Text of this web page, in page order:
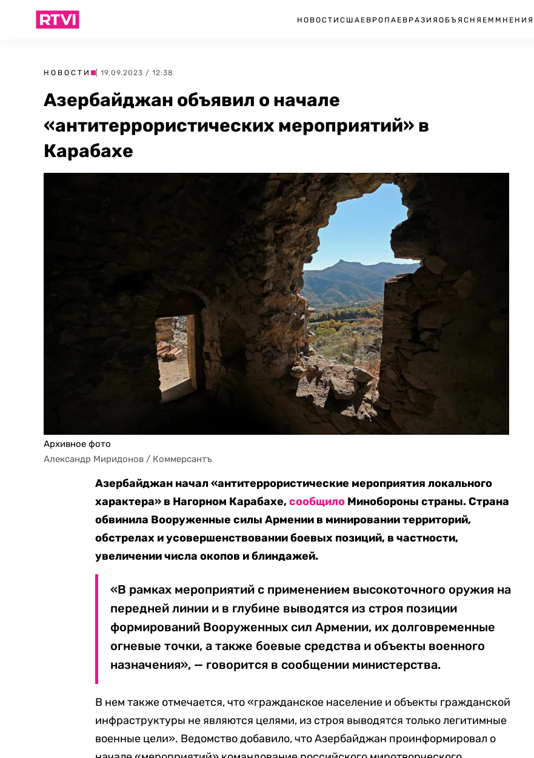
НОВОСТИ США ЕВРОПА ЕВРАЗИЯ ОБЪЯСНЯЕМ МНЕНИЯ
НОВОСТИ | 19.09.2023 / 12:38
Азербайджан объявил о начале
«антитеррористических мероприятий» в
Карабахе
Архивное фото
Александр Миридонов / Коммерсантъ
Азербайджан начал «антитеррористические мероприятия локального
характера» в Нагорном Карабахе,сообщило Минобороны страны. Страна
обвинила Вооруженные силы Армении в минировании территорий,
обстрелах и усовершенствовании боевых позиций, в частности,
увеличении числа окопов и блиндажей.
«В рамках мероприятий с применением высокоточного оружия на
передней линии и в глубине выводятся из строя позиции
формирований Вооруженных сил Армении, их долговременные
огневые точки, а также боевые средства и объекты военного
назначения», — говорится в сообщении министерства.
В нем также отмечается, что «гражданское население и объекты гражданской
инфраструктуры не являются целями, из строя выводятся только легитимные
военные цели». Ведомство добавило, что Азербайджан проинформировал о